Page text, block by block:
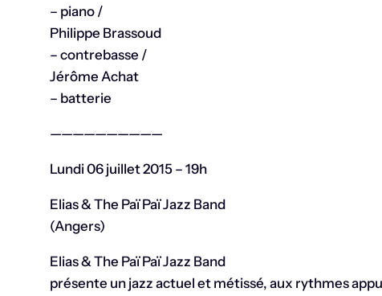
– piano /
Philippe Brassoud
– contrebasse /
Jérôme Achat
– batterie
——————————
Lundi 06 juillet 2015 – 19h
Elias & The Paï Paï Jazz Band
(Angers)
Elias & The Paï Paï Jazz Band
présente un jazz actuel et métissé, aux rythmes